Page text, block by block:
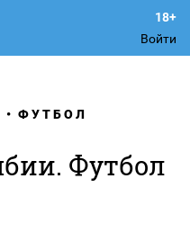
Войти
ФУТБОЛ
Футбол